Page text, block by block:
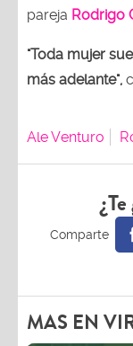
pareja Rodrigo
"Toda mujer
más adelante",
Ale Venturo
MAS EN